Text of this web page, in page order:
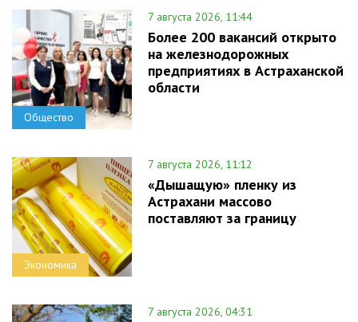
Общество
7 августа 2026, 11:44
Более 200 вакансий открыто
на железнодорожных
предприятиях в Астраханской
области
Экономика
7 августа 2026, 11:12
«Дышащую» пленку из
Астрахани массово
поставляют за границу
7 августа 2026, 04:31